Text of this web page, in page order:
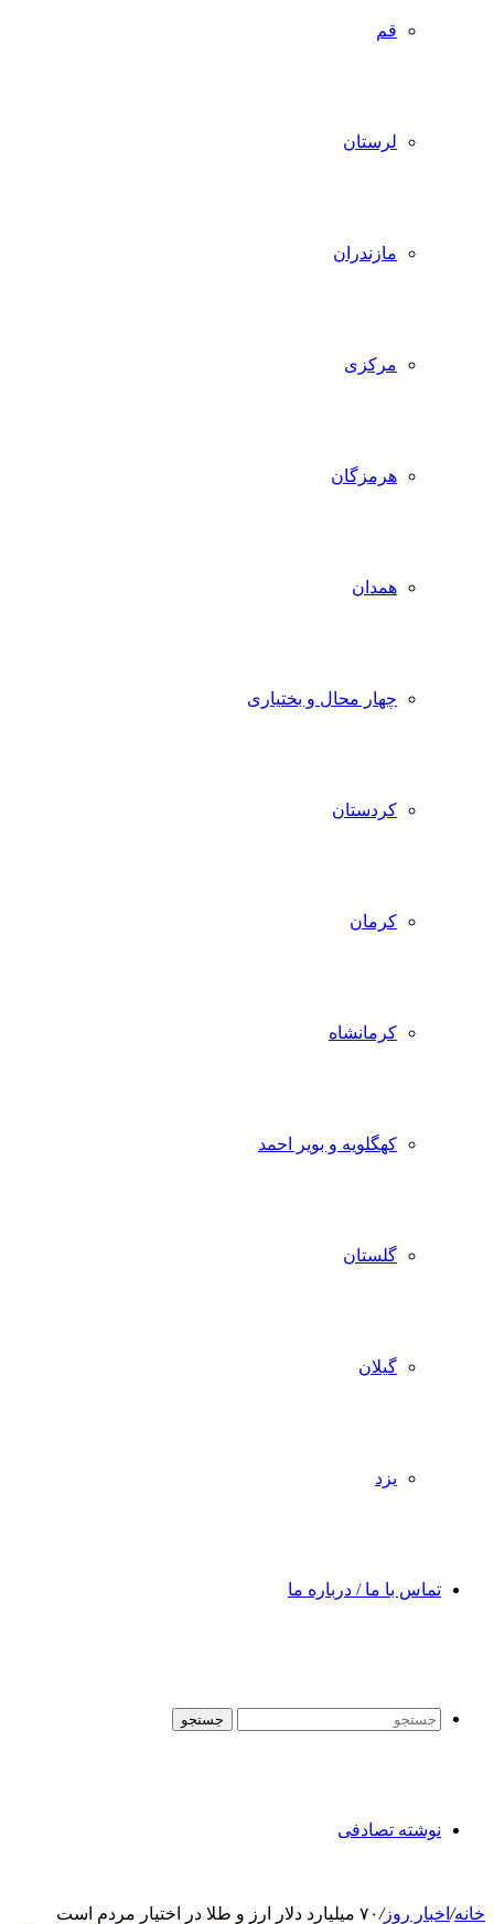
قم
لرستان
مازندران
مرکزی
هرمزگان
همدان
چهار محال و بختیاری
کردستان
کرمان
کرمانشاه
کهگلویه و بویر احمد
گلستان
گیلان
یزد
تماس با ما / درباره ما
جستجو
نوشته تصادفی
خانه/ اخبار روز/۷۰ میلیارد دلار ارز و طلا در اختیار مردم است